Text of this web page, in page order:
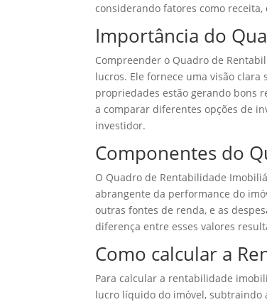
considerando fatores como
Importância do
Compreender o Quadro de
lucros. Ele fornece uma visão
propriedades estão gerando bons
a comparar diferentes opções de
investidor.
Componentes do
O Quadro de Rentabilidade
abrangente da performance do
outras fontes de renda, e as
diferença entre esses valores
Como calcular a
Para calcular a rentabilidade
lucro líquido do imóvel, subtraindo